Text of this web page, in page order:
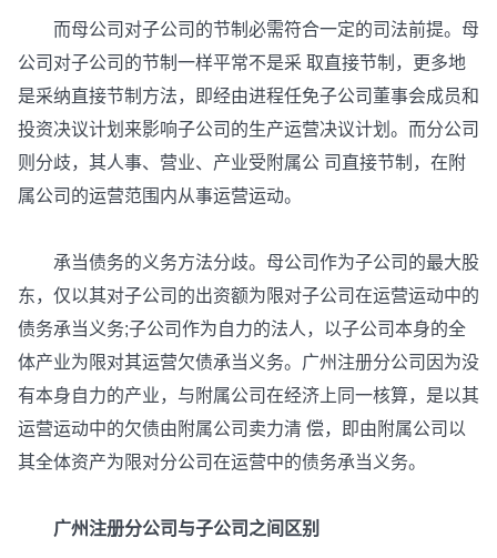
而母公司对子公司的节制必需符合一定的司法前提。母
公司对子公司的节制一样平常不是采 取直接节制，更多地
是采纳直接节制方法，即经由进程任免子公司董事会成员和
投资决议计划来影响子公司的生产运营决议计划。而分公司
则分歧，其人事、营业、产业受附属公 司直接节制，在附
属公司的运营范围内从事运营运动。
承当债务的义务方法分歧。母公司作为子公司的最大股
东，仅以其对子公司的出资额为限对子公司在运营运动中的
债务承当义务;子公司作为自力的法人，以子公司本身的全
体产业为限对其运营欠债承当义务。广州注册分公司因为没
有本身自力的产业，与附属公司在经济上同一核算，是以其
运营运动中的欠债由附属公司卖力清 偿，即由附属公司以
其全体资产为限对分公司在运营中的债务承当义务。
广州注册分公司与子公司之间区别